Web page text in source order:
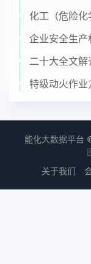
特级动火作
能化大数据平台
关于我们